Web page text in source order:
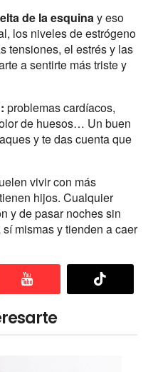
de la esquinay eso
los niveles de estrógeno
tensiones, el estrés y las
a sentirte más triste y
problemas cardíacos,
de huesos… Un buen
y te das cuenta que
vivir con más
hijos. Cualquier
y de pasar noches sin
mismas y tienden a caer